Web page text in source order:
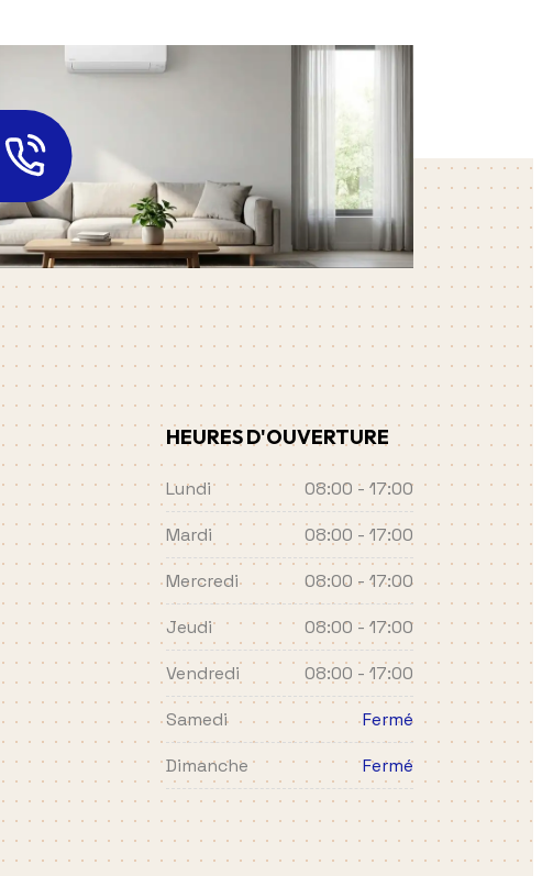
HEURES D'OUVERTURE
Lundi
08:00 - 17:00
Mardi
08:00 - 17:00
Mercredi
08:00 - 17:00
Jeudi
08:00 - 17:00
Vendredi
08:00 - 17:00
Samedi
Fermé
Dimanche
Fermé